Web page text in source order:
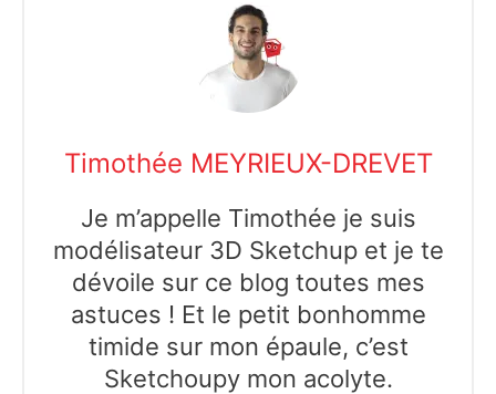
Timothée MEYRIEUX-DREVET
Je m’appelle Timothée je suis
modélisateur 3D Sketchup et je te
dévoile sur ce blog toutes mes
astuces ! Et le petit bonhomme
timide sur mon épaule, c’est
Sketchoupy mon acolyte.